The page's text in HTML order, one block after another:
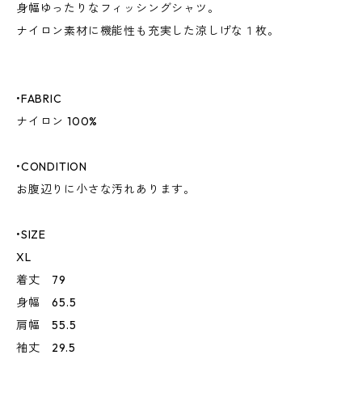
身幅ゆったりなフィッシングシャツ。
ナイロン素材に機能性も充実した涼しげな１枚。
•FABRIC
ナイロン 100%
•CONDITION
お腹辺りに小さな汚れあります。
•SIZE
XL
着丈 79
身幅 65.5
肩幅 55.5
袖丈 29.5